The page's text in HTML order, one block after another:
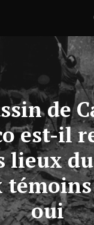
de
est-il
lieux
oui